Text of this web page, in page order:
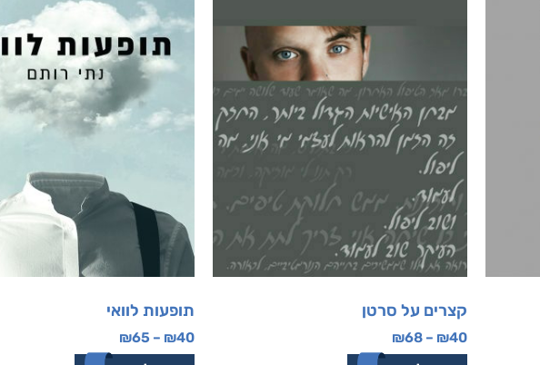
קצרים על סרטן
₪40
–
₪68
תופעות לוואי
₪40
–
₪65